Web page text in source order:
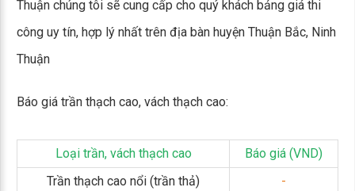
Thuận chúng tôi sẽ cung cấp cho quý khách bảng giá thi
công uy tín, hợp lý nhất trên địa bàn huyện Thuận Bắc, Ninh
Thuận
Báo giá trần thạch cao, vách thạch cao:
Loại trần, vách thạch cao
Báo giá (VND)
Trần thạch cao nổi (trần thả)
-